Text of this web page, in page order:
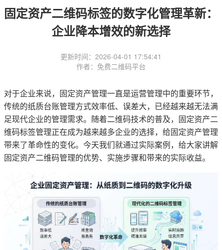
固定资产二维码标签的数字化管理革新：
企业降本增效的新选择
更新时间：2026-04-01 17:54:41
作者：免费二维码平台
对于企业来说，固定资产管理一直是运营管理中的重要环节，
传统的纸质台账管理方式效率低、误差大，已经越来越无法满
足现代企业的管理需求。随着二维码技术的普及，固定资产二
维码标签管理正在成为越来越多企业的选择，给固定资产管理
带来了革命性的变化。今天我们就通过实际案例，给大家讲解
固定资产二维码管理的优势、实施步骤和带来的实际收益。